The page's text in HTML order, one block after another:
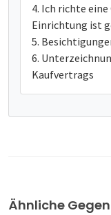
Ich richte eine
Einrichtung ist
Kaufvertrags
Ähnliche